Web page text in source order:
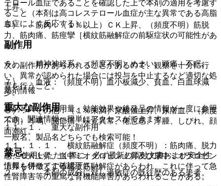
上昇。
５）． 筋肉：（１％以上）ＣＫ上昇、（頻度不明）筋脱
力、筋肉痛、筋痙攣［横紋筋融解症の前駆症状の可能性があ
る］。
６）． 精神神経系：（頻度不明）めまい、頭痛、不眠。
７）． 血液：（頻度不明）血小板減少、貧血、白血球減
少。
８）． その他：（１％未満）尿酸値上昇、尿潜血、（頻度
不明）耳鳴、関節痛、味覚異常、倦怠感、浮腫、しびれ、顔
面潮紅。
禁忌
２．１． 本剤の成分に対し過敏症の既往歴のある患者。
テロール血症であることを確認した上で本剤の適用を考慮す
ること（本剤は高コレステロール血症が主な異常である高脂
血症によく反応する）。
副作用
次の副作用があらわれることがあるので、観察を十分に行
い、異常が認められた場合には投与を中止するなど適切な処
置を行うこと。
重大な副作用
１１．１． 重大な副作用
１１．１．１． 横紋筋融解症（頻度不明）：筋肉痛、脱力
感、ＣＫ上昇、血中ミオグロビン上昇及び尿中ミオグロビン
上昇を特徴とする横紋筋融解症があらわれ、これに伴って急
性腎障害等の重篤な腎機能障害があらわれることがある。
薬剤情報
薬剤写真、用法用量、効能効果や後発品の情報が一度に参照
でき、関連情報へ簡単にアクセスができます。
一般名、製品名どちらでも検索可能！
※ ご使用いただく際に、必ず最新の添付文書および安全性
情報も併せてご確認下さい。